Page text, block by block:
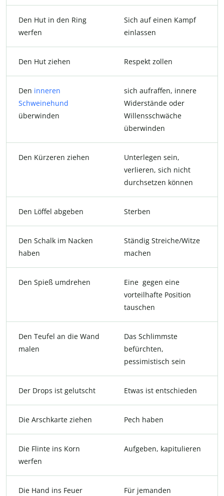
Den Hut in den Ring
werfen
Sich auf einen Kampf
einlassen
Den Hut ziehen Respekt zollen
Den inneren
Schweinehund
überwinden
sich aufraffen, innere
Widerstände oder
Willensschwäche
überwinden
Den Kürzeren ziehen
Unterlegen sein,
verlieren, sich nicht
durchsetzen können
Den Löffel abgeben Sterben
Den Schalk im Nacken
haben
Ständig Streiche/Witze
machen
Den Spieß umdrehen
Eine gegen eine
vorteilhafte Position
tauschen
Den Teufel an die Wand
malen
Das Schlimmste
befürchten,
pessimistisch sein
Der Drops ist gelutscht Etwas ist entschieden
Die Arschkarte ziehen Pech haben
Die Flinte ins Korn
werfen
Aufgeben, kapitulieren
Die Hand ins Feuer
Für jemanden